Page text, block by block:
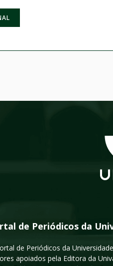
de Periódicos da
de Periódicos da
apoiados pela Editora da